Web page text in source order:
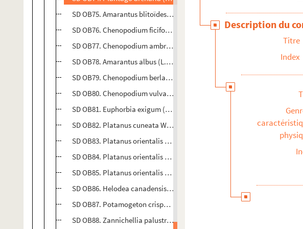
SD OB75. Amarantus blitoïdes (Watson). Amarantacées. Talus du rû de
SD OB76. Chenopodium ficifolium (S.M.). Salsolacées. Talus du rû de
SD OB77. Chenopodium ambrosioïdes (L.). Chénopodiacées salsolacées.
SD OB78. Amarantus albus (L.). Salsolacées. Chemin du port, près du
SD OB79. Chenopodium berlandieri ? Salsolacées. Emplacement de
SD OB80. Chenopodium vulvaria (L.). Salsolacées. Sur le talus du rû de
SD OB81. Euphorbia exigum (L.). Euphorbiacées. Entre la rue de Dakar
SD OB82. Platanus cuneata Wild. Platanacées. Berge de la Seine
SD OB83. Platanus orientalis (L.) (var. antiquorum). Platanacées. Rue de
SD OB84. Platanus orientalis (L.) (var. longifolia kolochy.Platanacées.
SD OB85. Platanus orientalis (var. Orientalor) Rivals.Platanacées. Berge
SD OB86. Helodea canadensis Rich. Hydrocharidées. Dans un ruisseau
SD OB87. Potamogeton crispu (L.) (var.). Potamées. Dans un ruisseau au
SD OB88. Zannichellia palustris (L.). Potamées. Au lieu-dit les 24 Arpents
Description du
Titre
Index